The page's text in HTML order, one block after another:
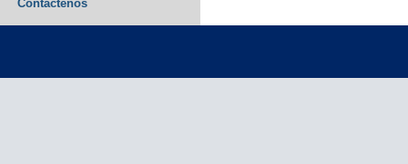
Contáctenos